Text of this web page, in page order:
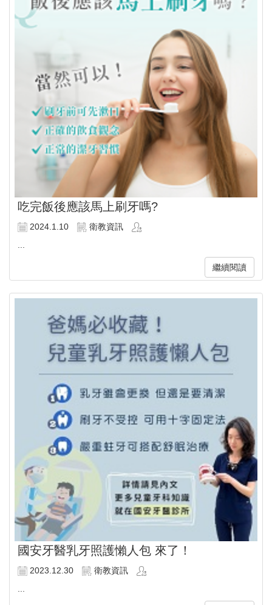
吃完飯後應該馬上刷牙嗎?
2024.1.10
衛教資訊
繼續閱讀
國安牙醫乳牙照護懶人包 來了！
2023.12.30
衛教資訊